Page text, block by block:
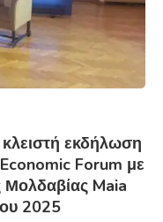
εκδήλωση
Forum με
Maia
2025